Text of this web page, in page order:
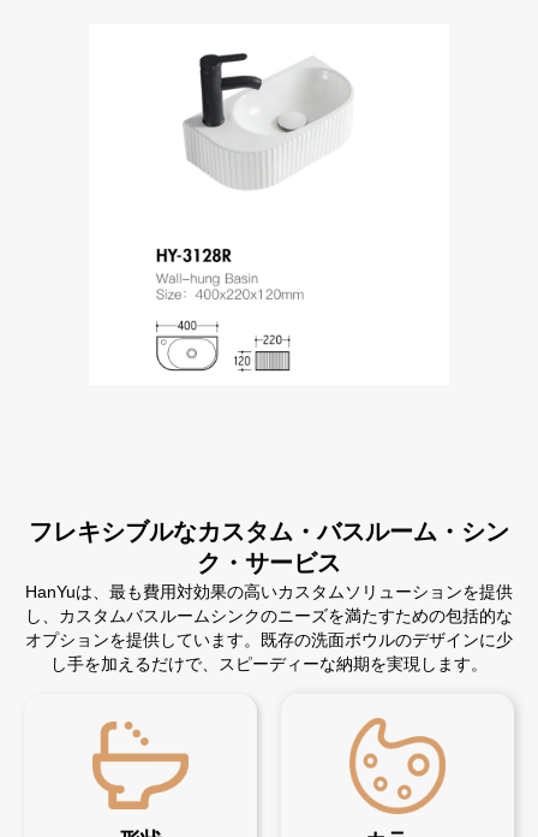
フレキシブルなカスタム・バスルーム・シン
ク・サービス
HanYuは、最も費用対効果の高いカスタムソリューションを提供
し、カスタムバスルームシンクのニーズを満たすための包括的な
オプションを提供しています。既存の洗面ボウルのデザインに少
し手を加えるだけで、スピーディーな納期を実現します。